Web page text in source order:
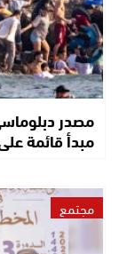
مصدر
مبدأ قائمة
مجتمع